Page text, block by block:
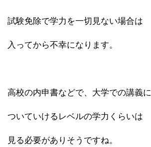
試験免除で学力を一切見ない場合は
入ってから不幸になります。
高校の内申書などで、大学での講義に
ついていけるレベルの学力くらいは
見る必要がありそうですね。